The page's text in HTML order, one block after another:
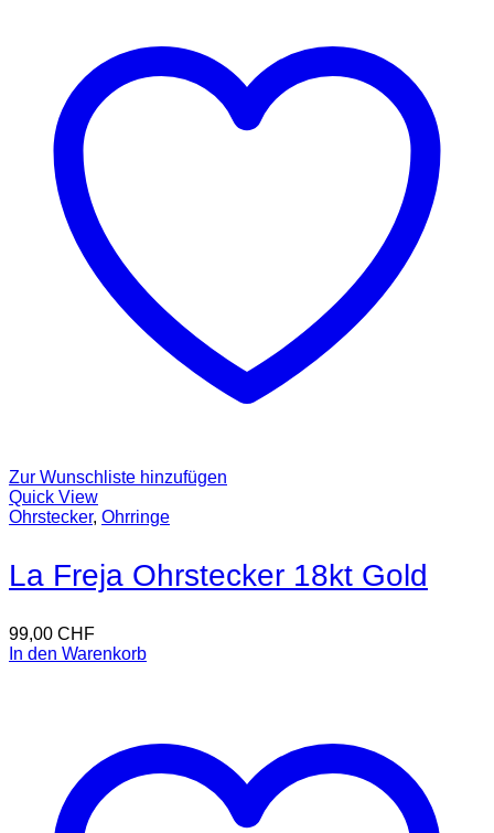
Zur Wunschliste hinzufügen
Quick View
Ohrstecker, Ohrringe
La Freja Ohrstecker 18kt Gold
99,00 CHF
In den Warenkorb